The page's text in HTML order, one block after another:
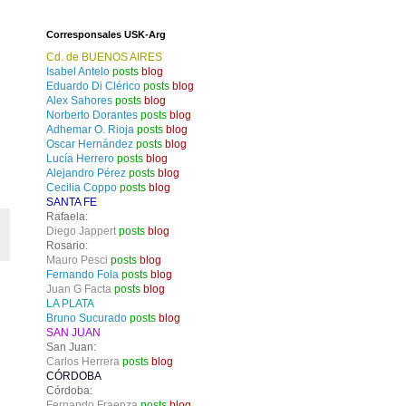
Corresponsales USK-Arg
Cd. de BUENOS AIRES
Isabel Antelo posts blog
Eduardo Di Clérico posts blog
Alex Sahores posts blog
Norberto Dorantes posts blog
Adhemar O. Rioja posts blog
Oscar Hernández posts blog
Lucía Herrero posts blog
Alejandro Pérez posts blog
Cecilia Coppo posts blog
SANTA FE
Rafaela:
Diego Jappert posts blog
Rosario:
Mauro Pesci posts blog
Fernando Fola posts blog
Juan G Facta posts blog
LA PLATA
Bruno Sucurado posts blog
SAN JUAN
San Juan:
Carlos Herrera posts blog
CÓRDOBA
Córdoba: